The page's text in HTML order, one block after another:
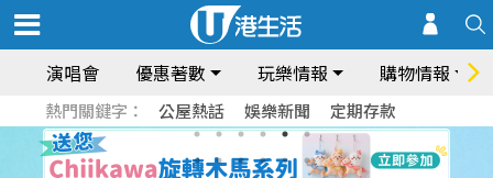
演唱會 優惠著數 玩樂情報 購物情報
熱門關鍵字： 公屋熱話 娛樂新聞 定期存款